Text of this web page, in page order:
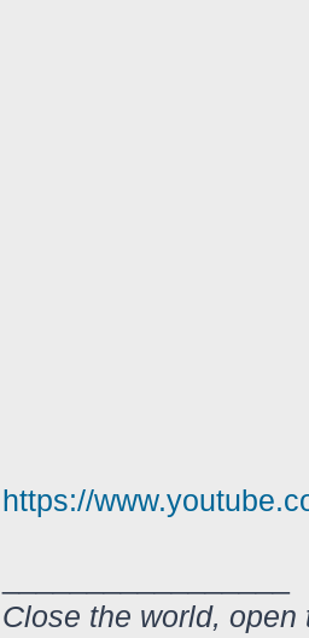
https://
Close the world, open